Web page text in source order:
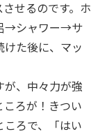
せるのです。ホ
→シャワー→サ
た後に、マッ
が、中々力が強
ころが！きつい
ろで、「はい